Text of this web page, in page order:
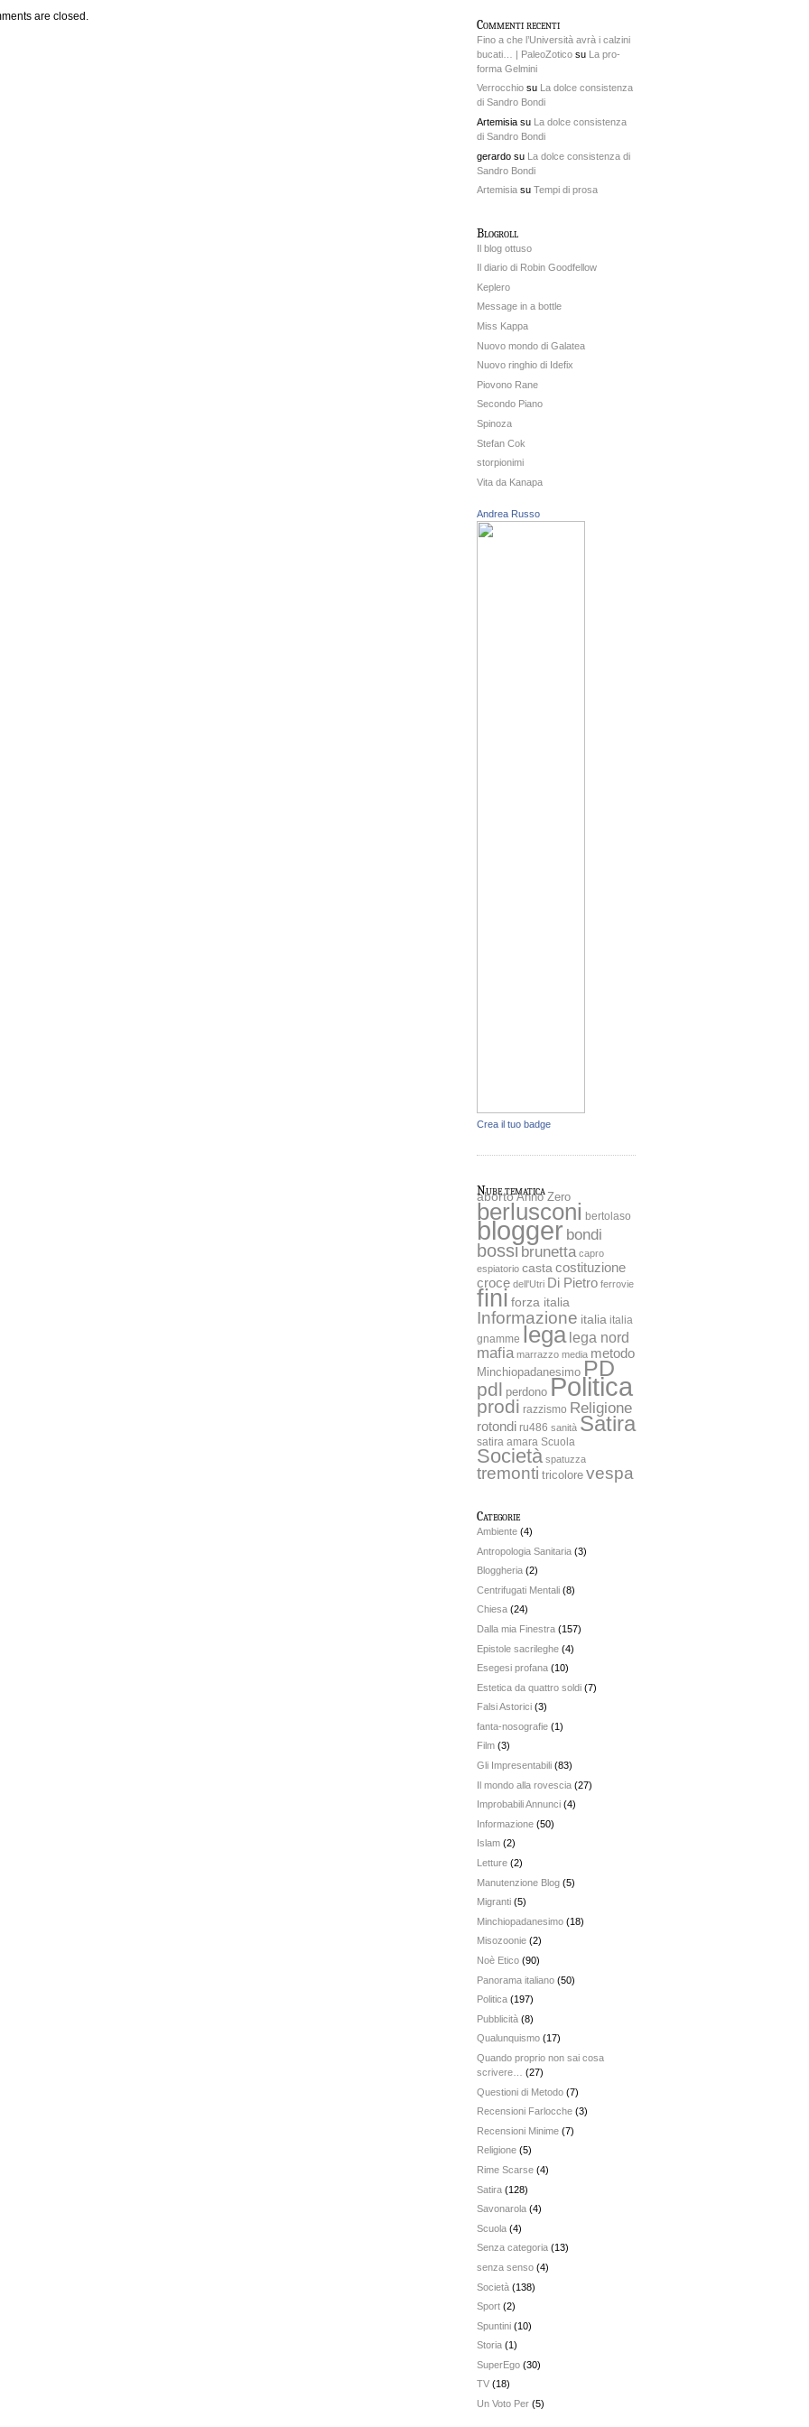
are closed.
Commenti recenti
Fino a che l’Università avrà i calzini
bucati… | PaleoZotico su La pro-
forma Gelmini
Verrocchio su La dolce consistenza
di Sandro Bondi
Artemisia su La dolce consistenza
di Sandro Bondi
gerardo su La dolce consistenza di
Sandro Bondi
Artemisia su Tempi di prosa
Blogroll
Il blog ottuso
Il diario di Robin Goodfellow
Keplero
Message in a bottle
Miss Kappa
Nuovo mondo di Galatea
Nuovo ringhio di Idefix
Piovono Rane
Secondo Piano
Spinoza
Stefan Cok
storpionimi
Vita da Kanapa
Andrea Russo
Crea il tuo badge
Nube tematica
aborto Anno Zero
berlusconi bertolaso
blogger bondi
bossi brunetta capro
espiatorio casta costituzione
croce dell'Utri Di Pietro ferrovie
fini forza italia
Informazione italia italia
gnamme lega lega nord
mafia marrazzo media metodo
Minchiopadanesimo PD
pdl perdono Politica
prodi razzismo Religione
rotondi ru486 sanità Satira
satira amara Scuola
Società spatuzza
tremonti tricolore vespa
Categorie
Ambiente (4)
Antropologia Sanitaria (3)
Bloggheria (2)
Centrifugati Mentali (8)
Chiesa (24)
Dalla mia Finestra (157)
Epistole sacrileghe (4)
Esegesi profana (10)
Estetica da quattro soldi (7)
Falsi Astorici (3)
fanta-nosografie (1)
Film (3)
Gli Impresentabili (83)
Il mondo alla rovescia (27)
Improbabili Annunci (4)
Informazione (50)
Islam (2)
Letture (2)
Manutenzione Blog (5)
Migranti (5)
Minchiopadanesimo (18)
Misozoonie (2)
Noè Etico (90)
Panorama italiano (50)
Politica (197)
Pubblicità (8)
Qualunquismo (17)
Quando proprio non sai cosa
scrivere…
(27)
Questioni di Metodo (7)
Recensioni Farlocche (3)
Recensioni Minime (7)
Religione (5)
Rime Scarse (4)
Satira (128)
Savonarola (4)
Scuola (4)
Senza categoria (13)
senza senso (4)
Società (138)
Sport (2)
Spuntini (10)
Storia (1)
SuperEgo (30)
TV (18)
Un Voto Per (5)